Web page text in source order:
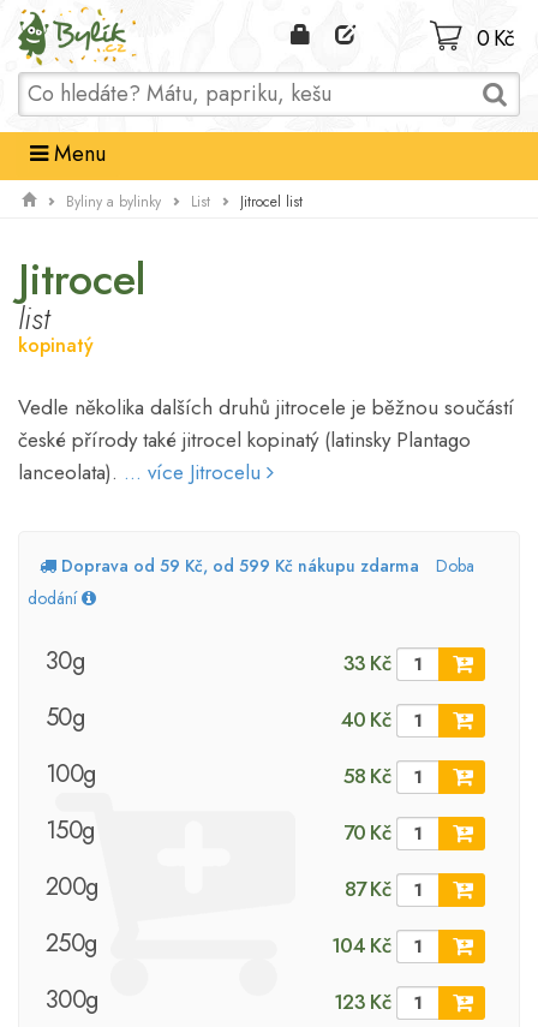
Domů
0 Kč
Menu
Byliny a bylinky List Jitrocel list
Jitrocel
list
kopinatý
Vedle několika dalších druhů jitrocele je běžnou součástí
české přírody také jitrocel kopinatý (latinsky Plantago
lanceolata). ... více Jitrocelu
Doprava od 59 Kč, od 599 Kč nákupu zdarma
Doba
dodání
30g 33 Kč
50g 40 Kč
100g 58 Kč
150g 70 Kč
200g 87 Kč
250g 104 Kč
300g 123 Kč